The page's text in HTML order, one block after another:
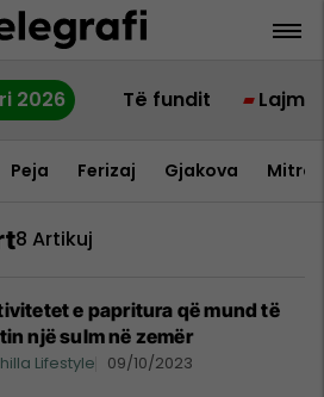
2026 Të fundit Lajme
Peja Ferizaj Gjakova
8 Artikuj
e papritura që mund të
një sulm në zemër
Lifestyle 09/10/2023